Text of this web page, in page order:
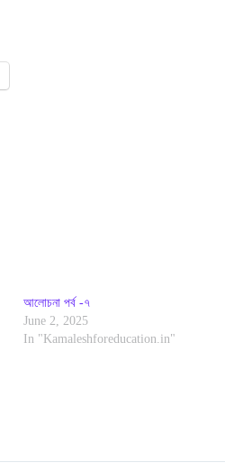
আলোচনা পর্ব -৭
June 2, 2025
In "Kamaleshforeducation.in"